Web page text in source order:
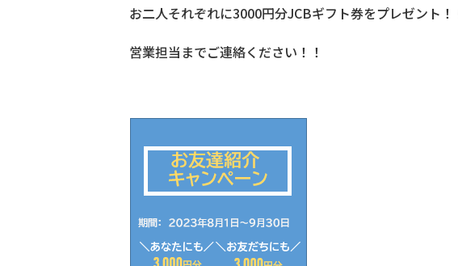
お二人それぞれに3000円分JCBギフト券をプレゼント！
営業担当までご連絡ください！！